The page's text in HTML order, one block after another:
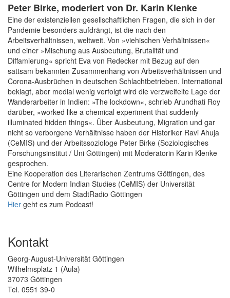
Peter Birke, moderiert von Dr. Karin Klenke
Eine der existenziellen gesellschaftlichen Fragen, die sich in der
Pandemie besonders aufdrängt, ist die nach den
Arbeitsverhältnissen, weltweit. Von »viehischen Verhältnissen«
und einer »Mischung aus Ausbeutung, Brutalität und
Diffamierung« spricht Eva von Redecker mit Bezug auf den
sattsam bekannten Zusammenhang von Arbeitsverhältnissen und
Corona-Ausbrüchen in deutschen Schlachtbetrieben. International
beklagt, aber medial wenig verfolgt wird die verzweifelte Lage der
Wanderarbeiter in Indien: »The lockdown«, schrieb Arundhati Roy
darüber, »worked like a chemical experiment that suddenly
illuminated hidden things«. Über Ausbeutung, Migration und gar
nicht so verborgene Verhältnisse haben der Historiker Ravi Ahuja
(CeMIS) und der Arbeitssoziologe Peter Birke (Soziologisches
Forschungsinstitut / Uni Göttingen) mit Moderatorin Karin Klenke
gesprochen.
Eine Kooperation des Literarischen Zentrums Göttingen, des
Centre for Modern Indian Studies (CeMIS) der Universität
Göttingen und dem StadtRadio Göttingen
Hier geht es zum Podcast!
Kontakt
Georg-August-Universität Göttingen
Wilhelmsplatz 1 (Aula)
37073 Göttingen
Tel. 0551 39-0